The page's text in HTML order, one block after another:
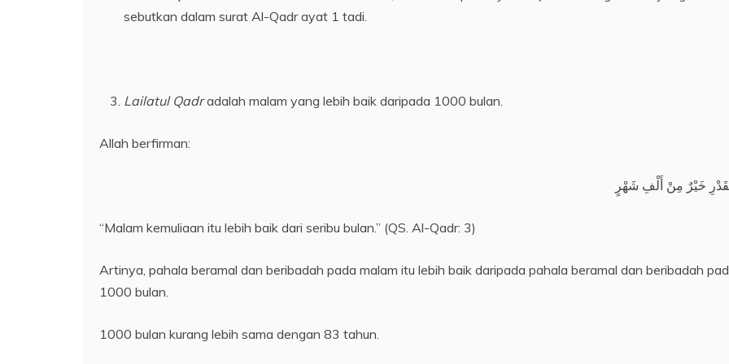
sebutkan dalam surat Al-Qadr ayat 1 tadi.
Lailatul Qadradalah malam yang lebih baik daripada 1000 bulan.
Allah berfirman:
خَيْرٌ مِنْ أَلْفِ شَهْرٍ
“Malam kemuliaan itu lebih baik dari seribu bulan.” (QS. Al-Qadr: 3)
Artinya, pahala beramal dan beribadah pada malam itu lebih baik daripada pahala beramal dan beribadah
1000 bulan.
1000 bulan kurang lebih sama dengan 83 tahun.